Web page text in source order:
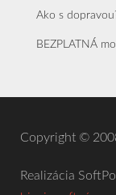
Ako s
BEZPLATNÁ
Copyright ©
Realizácia